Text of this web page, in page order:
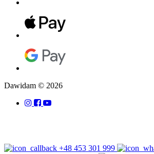
Dawidam © 2026
+48 453 301 999